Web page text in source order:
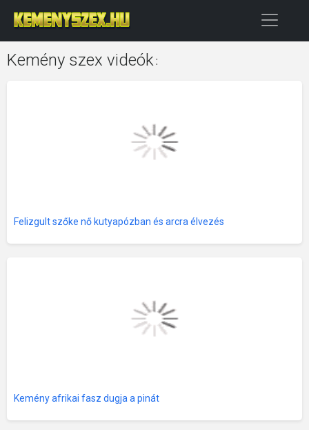
Kemény szex videók:
Felizgult szőke nő kutyapózban és arcra élvezés
Kemény afrikai fasz dugja a pinát